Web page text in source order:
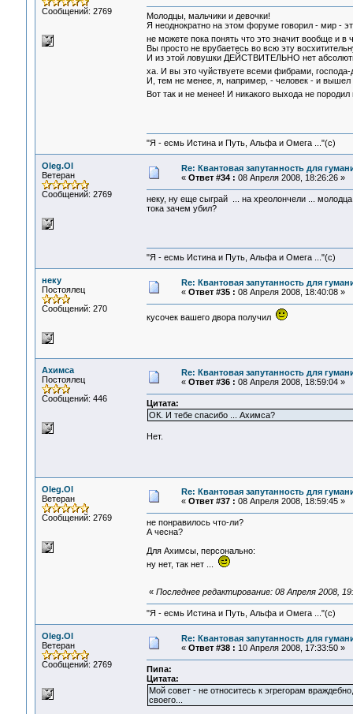
Сообщений: 2769
Молодцы, мальчики и девочки!
Я неоднократно на этом форуме говорил - мир -
не можете пока понять что это значит вообще и в
Вы просто не врубаетесь во всю эту
И из этой ловушки ДЕЙСТВИТЕЛЬНО нет
ха. И вы это чуйствуете всеми фибрами,
И, тем не менее, я, например, - человек - и
Вот так и не менее! И никакого выхода не
"Я - есмь Истина и Путь, Альфа и Омега ..."(с)
Oleg.Ol
Ветеран
Сообщений: 2769
Re: Квантовая запутанность для
« Ответ #34 : 08 Апреля 2008, 18:26:26 »
неку, ну еще сыграй ... на хреолончели ... молодца
тока зачем убил?
"Я - есмь Истина и Путь, Альфа и Омега ..."(с)
неку
Постоялец
Сообщений: 270
Re: Квантовая запутанность для
« Ответ #35 : 08 Апреля 2008, 18:40:08 »
кусочек вашего двора получил
Ахимса
Постоялец
Сообщений: 446
Re: Квантовая запутанность для
« Ответ #36 : 08 Апреля 2008, 18:59:04 »
Цитата:
ОК. И тебе спасибо ... Ахимса?
Нет.
Oleg.Ol
Ветеран
Сообщений: 2769
Re: Квантовая запутанность для
« Ответ #37 : 08 Апреля 2008, 18:59:45 »
не понравилось что-ли?
А чесна?
Для Ахимсы, персонально:
ну нет, так нет ...
« Последнее редактирование: 08 Апреля 2008,
"Я - есмь Истина и Путь, Альфа и Омега ..."(с)
Oleg.Ol
Ветеран
Сообщений: 2769
Re: Квантовая запутанность для
« Ответ #38 : 10 Апреля 2008, 17:33:50 »
Пипа:
Цитата:
Мой совет - не относитесь к эгрегорам
своего...